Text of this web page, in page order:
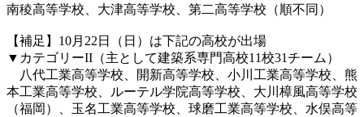
南稜高等学校 、大津高等学校 、第二高等学校 （順不同）
【補足】10月22日（日）は下記の高校が出場
▼カテゴリーII（主として建築系専門高校11校31チーム）
八代工業高等学校 、開新高等学校 、小川工業高等学校 、熊
本工業高等学校 、ルーテル学院高等学校 、大川樟風高等学校
（福岡）、玉名工業高等学校 、球磨工業高等学校 、水俣高等